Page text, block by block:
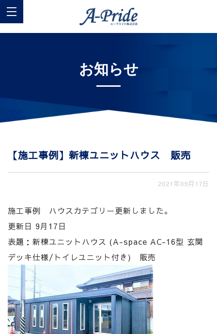
お知らせ
【施工事例】新棟ユニットハウス 販売
2021年09月17日
施工事例 ハウスカテゴリー更新しました。
更新日 9月17日
表題：新棟ユニットハウス (A-space AC-16型 玄関
デッキ仕様/トイレユニット付き) 販売